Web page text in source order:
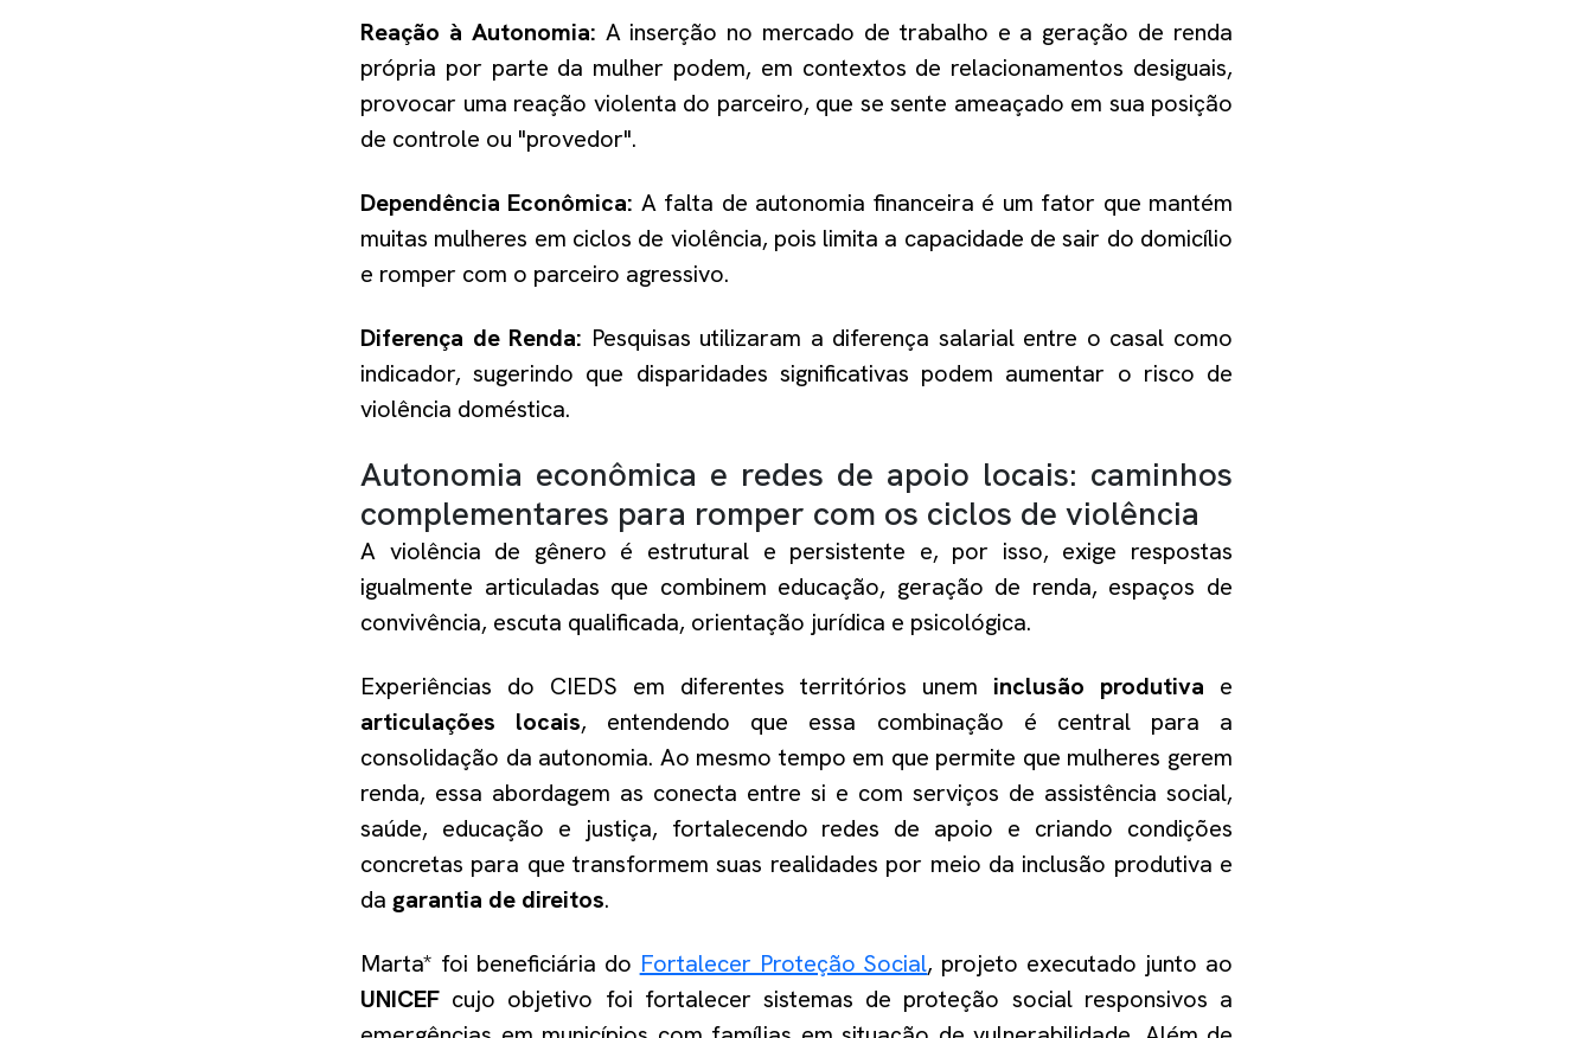
Reação à Autonomia: A inserção no mercado de trabalho e a geração de renda
própria por parte da mulher podem, em contextos de relacionamentos desiguais,
provocar uma reação violenta do parceiro, que se sente ameaçado em sua posição
de controle ou "provedor".
Dependência Econômica: A falta de autonomia financeira é um fator que mantém
muitas mulheres em ciclos de violência, pois limita a capacidade de sair do domicílio
e romper com o parceiro agressivo.
Diferença de Renda: Pesquisas utilizaram a diferença salarial entre o casal como
indicador, sugerindo que disparidades significativas podem aumentar o risco de
violência doméstica.
Autonomia econômica e redes de apoio locais: caminhos
complementares para romper com os ciclos de violência
A violência de gênero é estrutural e persistente e, por isso, exige respostas
igualmente articuladas que combinem educação, geração de renda, espaços de
convivência, escuta qualificada, orientação jurídica e psicológica.
Experiências do CIEDS em diferentes territórios unem inclusão produtiva e
articulações locais, entendendo que essa combinação é central para a
consolidação da autonomia. Ao mesmo tempo em que permite que mulheres gerem
renda, essa abordagem as conecta entre si e com serviços de assistência social,
saúde, educação e justiça, fortalecendo redes de apoio e criando condições
concretas para que transformem suas realidades por meio da inclusão produtiva e
da garantia de direitos.
Marta* foi beneficiária do Fortalecer Proteção Social, projeto executado junto ao
UNICEF cujo objetivo foi fortalecer sistemas de proteção social responsivos a